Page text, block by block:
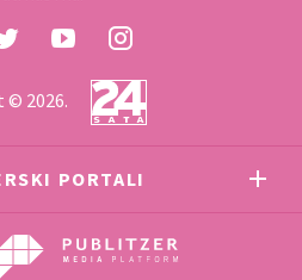
© 2026.
PORTALI